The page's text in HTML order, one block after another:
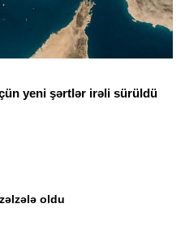
yeni şərtlər irəli sürüldü
oldu